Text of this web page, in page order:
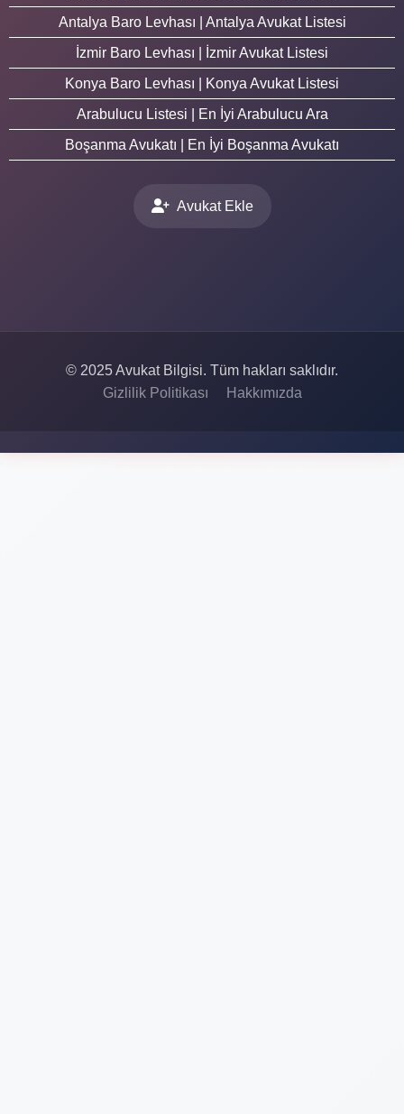
Antalya Baro Levhası | Antalya Avukat Listesi
İzmir Baro Levhası | İzmir Avukat Listesi
Konya Baro Levhası | Konya Avukat Listesi
Arabulucu Listesi | En İyi Arabulucu Ara
Boşanma Avukatı | En İyi Boşanma Avukatı
Avukat Ekle
© 2025 Avukat Bilgisi. Tüm hakları saklıdır.
Gizlilik Politikası
Hakkımızda